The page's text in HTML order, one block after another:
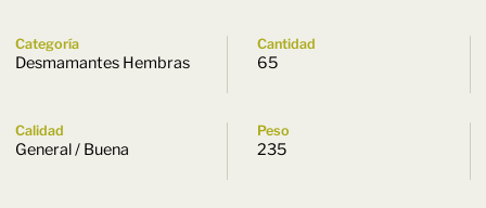
Categoría
Desmamantes Hembras
Cantidad
65
Calidad
General / Buena
Peso
235